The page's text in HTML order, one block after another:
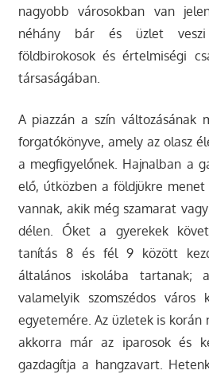
nagyobb városokban van
néhány bár és üzlet
földbirokosok és értelmiségi
társaságában.
A piazzán a szín változásának
forgatókönyve, amely az olasz
a megfigyelőnek. Hajnalban a
elő, útközben a földjükre
vannak, akik még szamarat
délen. Őket a gyerekek
tanítás 8 és fél 9 között
általános iskolába tartanak;
valamelyik szomszédos város
egyetemére. Az üzletek is
akkorra már az iparosok és
gazdagítja a hangzavart.